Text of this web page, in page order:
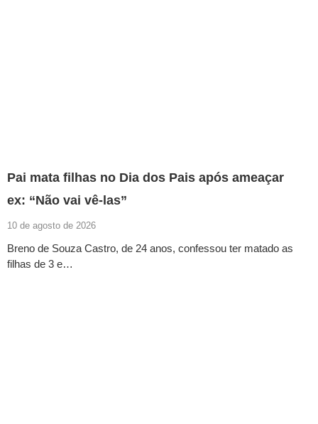
Pai mata filhas no Dia dos Pais após ameaçar
ex: “Não vai vê-las”
10 de agosto de 2026
Breno de Souza Castro, de 24 anos, confessou ter matado as
filhas de 3 e…